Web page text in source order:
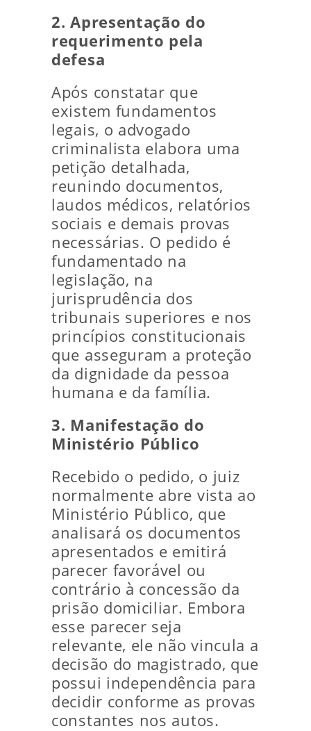
2. Apresentação do
requerimento pela
defesa
Após constatar que
existem fundamentos
legais, o advogado
criminalista elabora uma
petição detalhada,
reunindo documentos,
laudos médicos, relatórios
sociais e demais provas
necessárias. O pedido é
fundamentado na
legislação, na
jurisprudência dos
tribunais superiores e nos
princípios constitucionais
que asseguram a proteção
da dignidade da pessoa
humana e da família.
3. Manifestação do
Ministério Público
Recebido o pedido, o juiz
normalmente abre vista ao
Ministério Público, que
analisará os documentos
apresentados e emitirá
parecer favorável ou
contrário à concessão da
prisão domiciliar. Embora
esse parecer seja
relevante, ele não vincula a
decisão do magistrado, que
possui independência para
decidir conforme as provas
constantes nos autos.